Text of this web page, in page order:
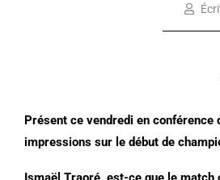
Présent ce vendredi en
impressions sur le début de